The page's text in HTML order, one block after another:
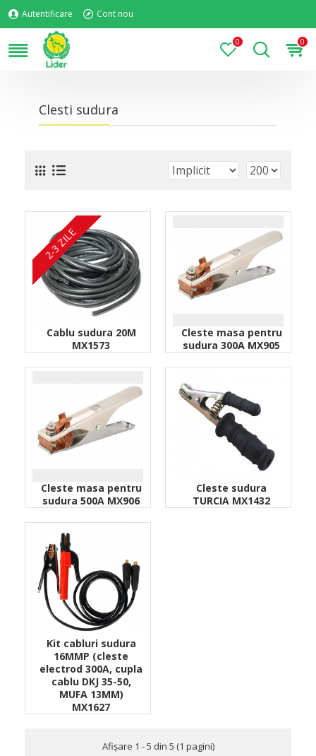
Autentificare Cont nou
0 0
Clesti sudura
2-3 ZILE
Cablu sudura 20M
MX1573
Cleste masa pentru
sudura 300A MX905
Cleste masa pentru
sudura 500A MX906
Cleste sudura
TURCIA MX1432
Kit cabluri sudura
16MMP (cleste
electrod 300A, cupla
cablu DKJ 35-50,
MUFA 13MM)
MX1627
Afişare 1 - 5 din 5 (1 pagini)